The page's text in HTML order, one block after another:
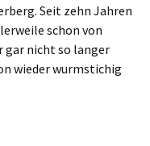
Seit zehn Jahren
schon von
gar nicht so langer
wieder wurmstichig